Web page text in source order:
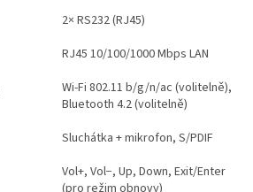
2× RS232 (RJ45)
RJ45 10/100/1000 Mbps LAN
Wi-Fi 802.11 b/g/n/ac (volitelně),
Bluetooth 4.2 (volitelně)
Sluchátka + mikrofon, S/PDIF
Vol+, Vol−, Up, Down, Exit/Enter
(pro režim obnovy)